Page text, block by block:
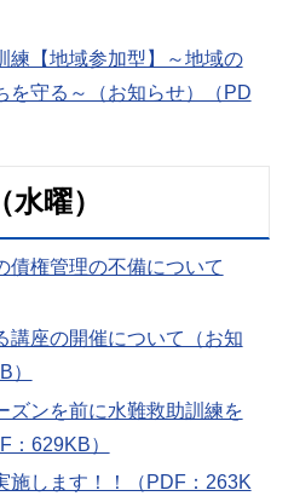
練【地域参加型】～地域の
を守る～（お知らせ）（PD
曜）
債権管理の不備について
講座の開催について（お知
）
ズンを前に水難救助訓練を
：629KB）
施します！！（PDF：263K